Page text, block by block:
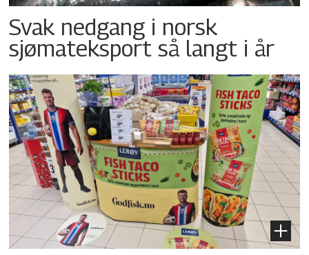
Svak nedgang i norsk
sjømateksport så langt i år